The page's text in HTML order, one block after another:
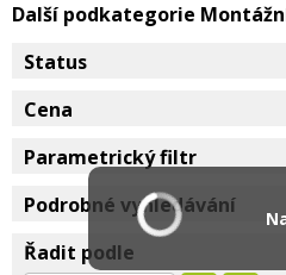
Další podkategorie
Status
Cena
Parametrický filtr
Podrobné vyhledávání
Řadit podle